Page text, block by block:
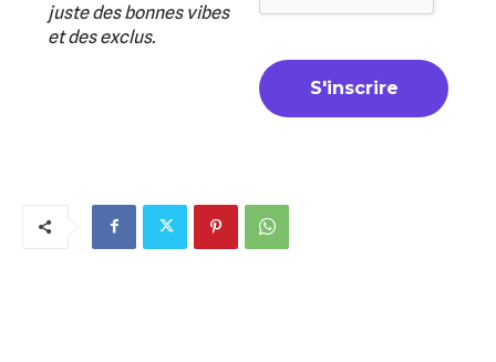
juste des bonnes vibes
et des exclus.